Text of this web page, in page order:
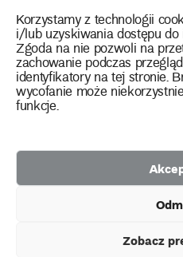
Korzystamy z technologii
i/lub uzyskiwania dostępu
Zgoda na nie pozwoli na
zachowanie podczas
identyfikatory na tej stronie.
wycofanie może
funkcje.
Zobacz
Kontakt
instagram
twitterfacebookyoutube
tiktok
2026 Copyright by Muzeum
Polityka prywatności
Etnograficznego